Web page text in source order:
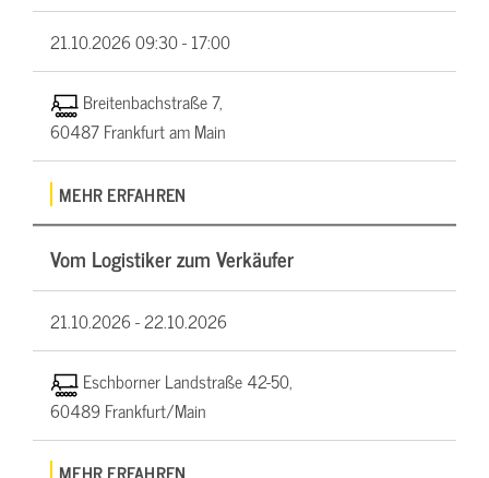
21.10.202609:30 - 17:00
Breitenbachstraße 7,
60487 Frankfurt am Main
MEHR ERFAHREN
Vom Logistiker zum Verkäufer
21.10.2026 -22.10.2026
Eschborner Landstraße 42-50,
60489 Frankfurt/Main